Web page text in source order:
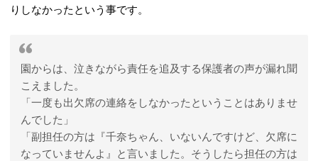
りしなかったという事です。
園からは、泣きながら責任を追及する保護者の声が漏れ聞
こえました。
「一度も出欠席の連絡をしなかったということはありませ
んでした」
「副担任の方は『千奈ちゃん、いないんですけど、欠席に
なっていませんよ』と言いました。そうしたら担任の方は